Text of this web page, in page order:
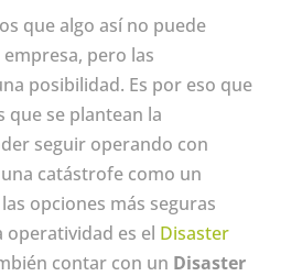
que algo así no puede
pero las
posibilidad. Es por eso que
que se plantean la
seguir operando con
catástrofe como un
opciones más seguras
es el Disaster
contar con un Disaster